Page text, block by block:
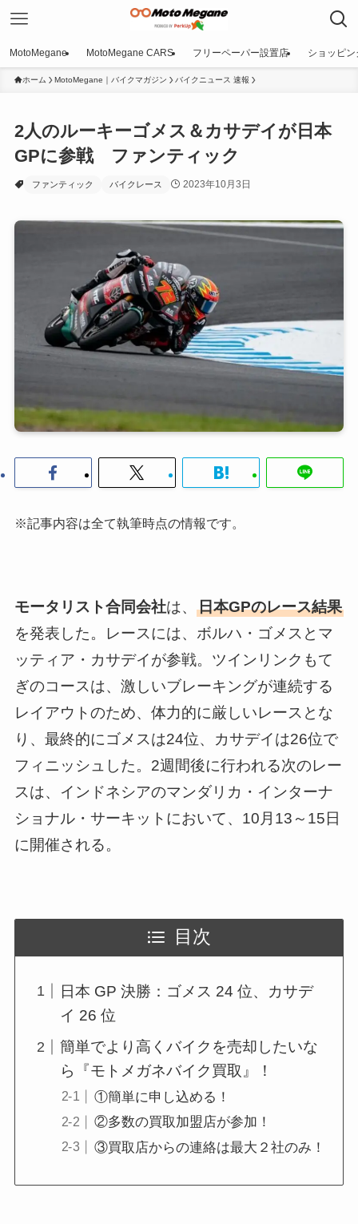
MotoMegane MotoMegane CARS フリーペーパー設置店 ショッピン
ホーム MotoMegane｜バイクマガジン バイクニュース 速報
2人のルーキーゴメス＆カサデイが日本
GPに参戦 ファンティック
ファンティック バイクレース 2023年10月3日
※記事内容は全て執筆時点の情報です。
モータリスト合同会社は、 日本GPのレース結果
を発表した。レースには、ボルハ・ゴメスとマ
ッティア・カサデイが参戦。ツインリンクもて
ぎのコースは、激しいブレーキングが連続する
レイアウトのため、体力的に厳しいレースとな
り、最終的にゴメスは24位、カサデイは26位で
フィニッシュした。2週間後に行われる次のレー
スは、インドネシアのマンダリカ・インターナ
ショナル・サーキットにおいて、10月13～15日
に開催される。
目次
日本 GP 決勝：ゴメス 24 位、カサデ
イ 26 位
簡単でより高くバイクを売却したいな
ら『モトメガネバイク買取』！
①簡単に申し込める！
②多数の買取加盟店が参加！
③買取店からの連絡は最大２社のみ！